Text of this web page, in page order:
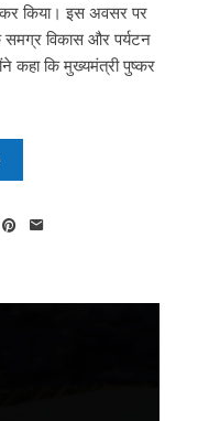
कर किया। इस अवसर पर
समग्र विकास और पर्यटन
कहा कि मुख्यमंत्री पुष्कर